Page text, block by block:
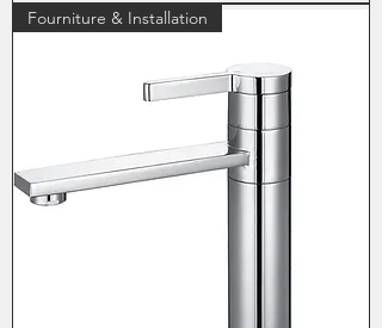
Fourniture & Installation